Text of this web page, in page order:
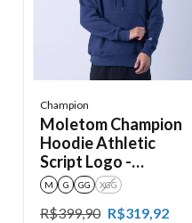
Champion
Moletom Champion
Hoodie Athletic
Script Logo -
Navy/Red
M G GG XGG
R$399,90 R$319,92